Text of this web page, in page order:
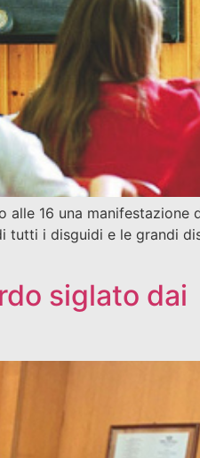
alle 16 una manifestazione
tutti i disguidi e le grandi
siglato dai